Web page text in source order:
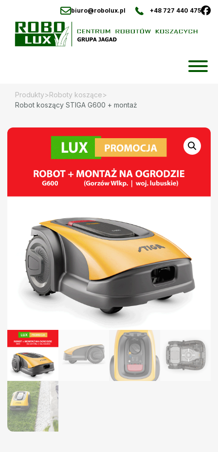
biuro@robolux.pl +48 727 440 475
Skip
Produkty>Roboty koszące>
Robot koszący STIGA G600 + montaż